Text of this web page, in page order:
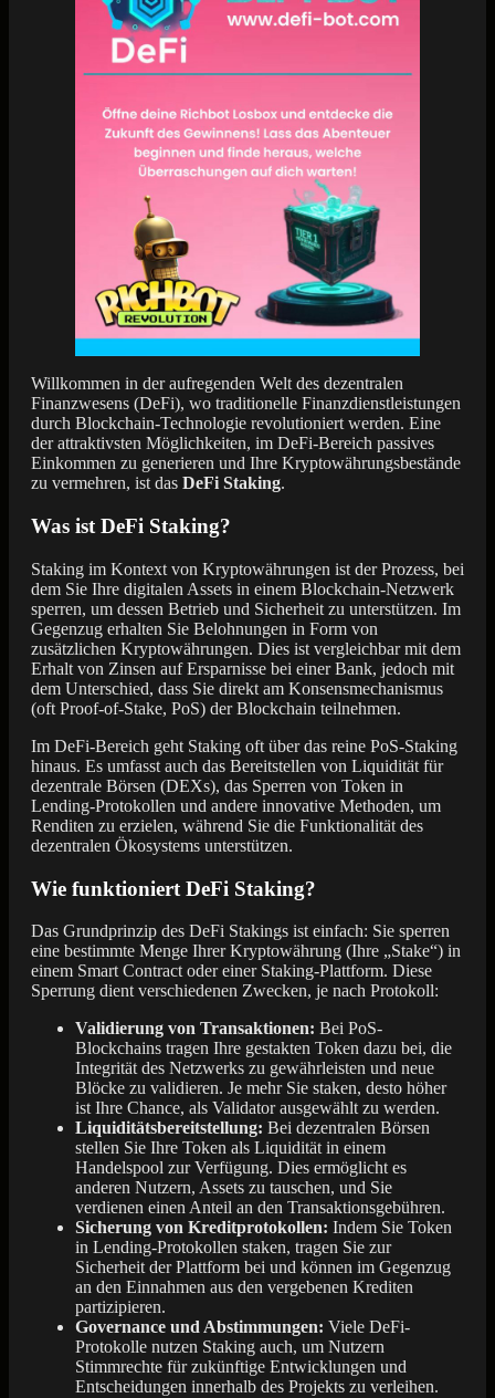
Willkommen in der aufregenden Welt des dezentralen
Finanzwesens (DeFi), wo traditionelle Finanzdienstleistungen
durch Blockchain-Technologie revolutioniert werden. Eine
der attraktivsten Möglichkeiten, im DeFi-Bereich passives
Einkommen zu generieren und Ihre Kryptowährungsbestände
zu vermehren, ist das DeFi Staking.
Was ist DeFi Staking?
Staking im Kontext von Kryptowährungen ist der Prozess, bei
dem Sie Ihre digitalen Assets in einem Blockchain-Netzwerk
sperren, um dessen Betrieb und Sicherheit zu unterstützen. Im
Gegenzug erhalten Sie Belohnungen in Form von
zusätzlichen Kryptowährungen. Dies ist vergleichbar mit dem
Erhalt von Zinsen auf Ersparnisse bei einer Bank, jedoch mit
dem Unterschied, dass Sie direkt am Konsensmechanismus
(oft Proof-of-Stake, PoS) der Blockchain teilnehmen.
Im DeFi-Bereich geht Staking oft über das reine PoS-Staking
hinaus. Es umfasst auch das Bereitstellen von Liquidität für
dezentrale Börsen (DEXs), das Sperren von Token in
Lending-Protokollen und andere innovative Methoden, um
Renditen zu erzielen, während Sie die Funktionalität des
dezentralen Ökosystems unterstützen.
Wie funktioniert DeFi Staking?
Das Grundprinzip des DeFi Stakings ist einfach: Sie sperren
eine bestimmte Menge Ihrer Kryptowährung (Ihre „Stake“) in
einem Smart Contract oder einer Staking-Plattform. Diese
Sperrung dient verschiedenen Zwecken, je nach Protokoll:
Validierung von Transaktionen: Bei PoS-
Blockchains tragen Ihre gestakten Token dazu bei, die
Integrität des Netzwerks zu gewährleisten und neue
Blöcke zu validieren. Je mehr Sie staken, desto höher
ist Ihre Chance, als Validator ausgewählt zu werden.
Liquiditätsbereitstellung: Bei dezentralen Börsen
stellen Sie Ihre Token als Liquidität in einem
Handelspool zur Verfügung. Dies ermöglicht es
anderen Nutzern, Assets zu tauschen, und Sie
verdienen einen Anteil an den Transaktionsgebühren.
Sicherung von Kreditprotokollen: Indem Sie Token
in Lending-Protokollen staken, tragen Sie zur
Sicherheit der Plattform bei und können im Gegenzug
an den Einnahmen aus den vergebenen Krediten
partizipieren.
Governance und Abstimmungen: Viele DeFi-
Protokolle nutzen Staking auch, um Nutzern
Stimmrechte für zukünftige Entwicklungen und
Entscheidungen innerhalb des Projekts zu verleihen.